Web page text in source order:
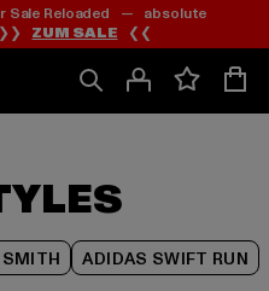
Zum
Inhalt
springen
Zum
Fußzeile
springen
Reloaded — absolute
❯❯ ZUM SALE ❮❮
ADIDAS SWIFT RUN
Zum
Produktraster
springen